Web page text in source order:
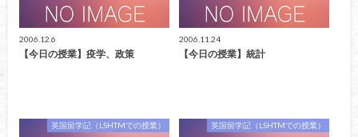
2006.12.6
【今日の授業】疫学、政策
2006.11.24
【今日の授業】統計
英国留学記（LSHTMでの授業） 英国留学記（LSHTMでの授業）